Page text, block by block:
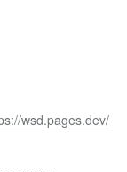
wsd.pages.dev/